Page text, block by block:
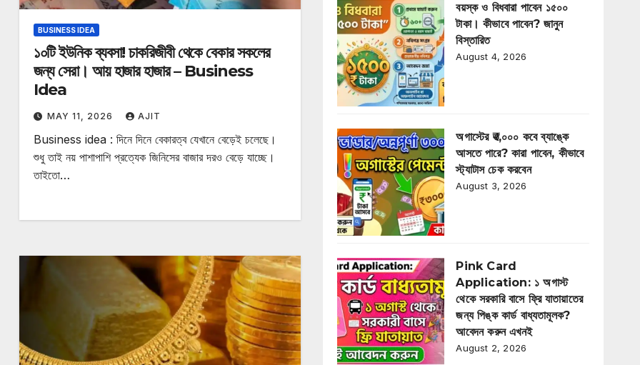
BUSINESS IDEA
১০টি ইউনিক ব্যবসা! চাকরিজীবী থেকে বেকার সকলের
জন্য সেরা। আয় হাজার হাজার – Business
Idea
MAY 11, 2026 AJIT
Business idea : দিনে দিনে বেকারত্ব যেখানে বেড়েই চলেছে।
শুধু তাই নয় পাশাপাশি প্রত্যেক জিনিসের বাজার দরও বেড়ে যাচ্ছে।
তাইতো…
বয়স্ক ও বিধবারা পাবেন ১৫০০
টাকা। কীভাবে পাবেন? জানুন
বিস্তারিত
August 4, 2026
অগাস্টের ₹৩,০০০ কবে ব্যাঙ্কে
আসতে পারে? কারা পাবেন, কীভাবে
স্ট্যাটাস চেক করবেন
August 3, 2026
Pink Card
Application: ১ অগাস্ট
থেকে সরকারি বাসে ফ্রি যাতায়াতের
জন্য পিঙ্ক কার্ড বাধ্যতামূলক?
আবেদন করুন এখনই
August 2, 2026